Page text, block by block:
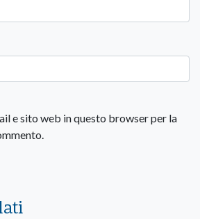
e sito web in questo browser per la